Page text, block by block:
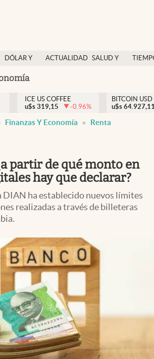
DÓLAR Y
ACTUALIDAD SALUD Y
México
ICE US COFFEE
u$s 319,15 -0.96%
BITCOIN USD
u$s
Finanzas Y Economía Renta
partir de qué monto en
hay que declarar?
DIAN ha establecido nuevos límites
realizadas a través de billeteras